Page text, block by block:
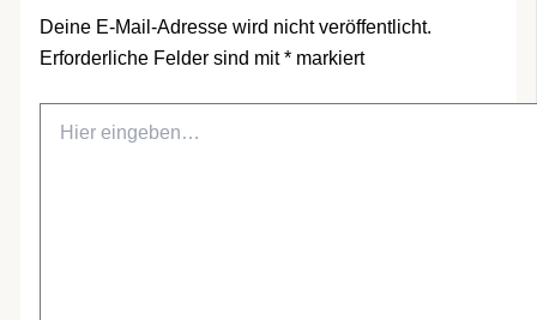
Deine E-Mail-Adresse wird nicht veröffentlicht.
Erforderliche Felder sind mit*markiert
eingeben…